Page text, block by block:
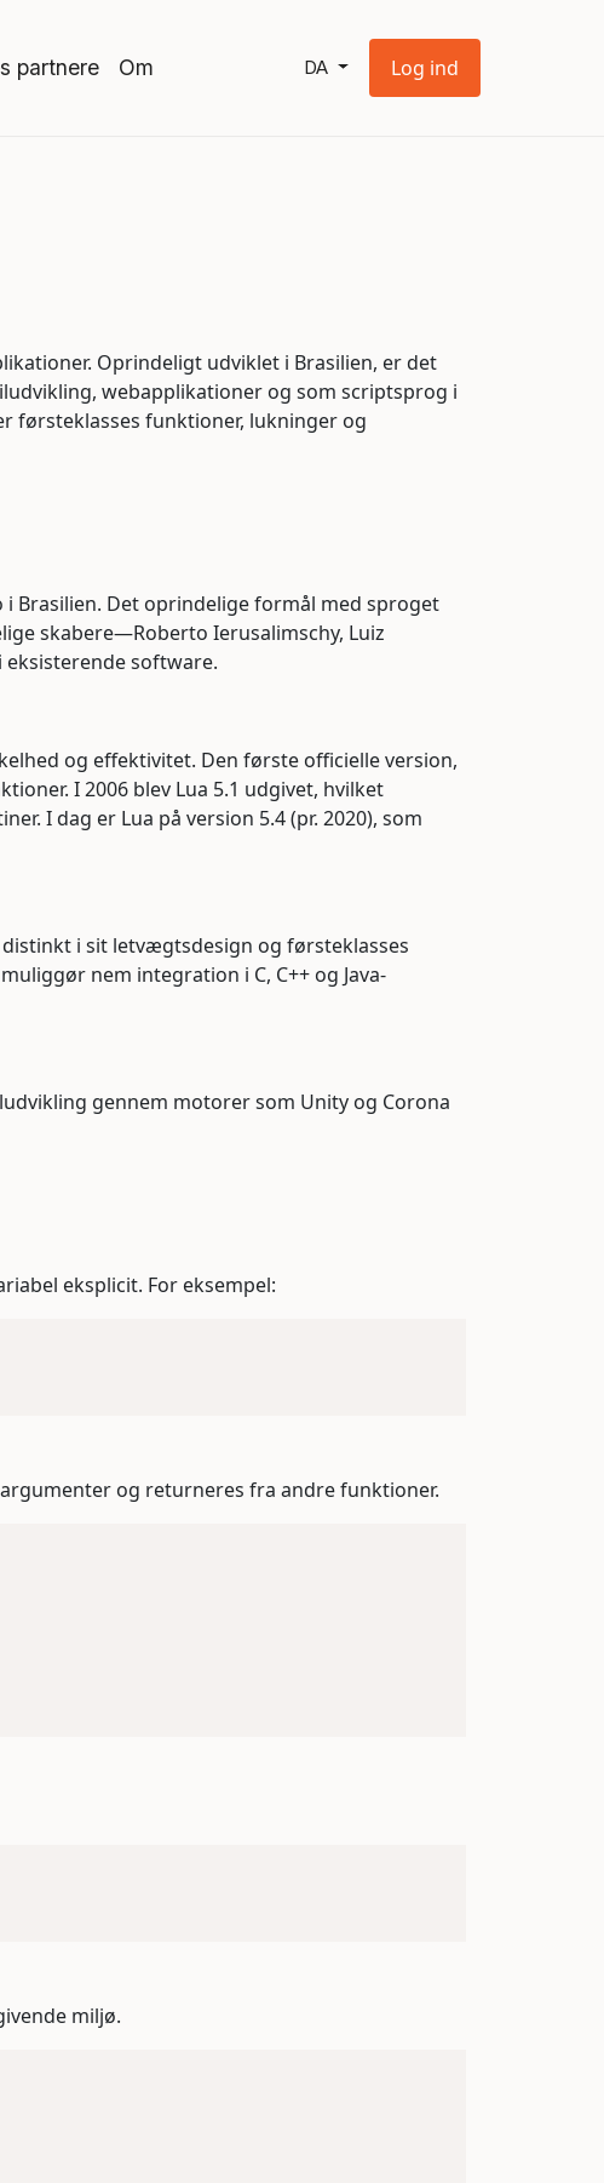
partnere Om DA Log ind
Oprindeligt udviklet i Brasilien, er det
webapplikationer og som scriptsprog i
førsteklasses funktioner, lukninger og
i Brasilien. Det oprindelige formål med sproget
skabere—Roberto Ierusalimschy, Luiz
software.
og effektivitet. Den første officielle version,
I 2006 blev Lua 5.1 udgivet, hvilket
I dag er Lua på version 5.4 (pr. 2020), som
i sit letvægtsdesign og førsteklasses
nem integration i C, C++ og Java-
gennem motorer som Unity og Corona
eksplicit. For eksempel:
og returneres fra andre funktioner.
miljø.